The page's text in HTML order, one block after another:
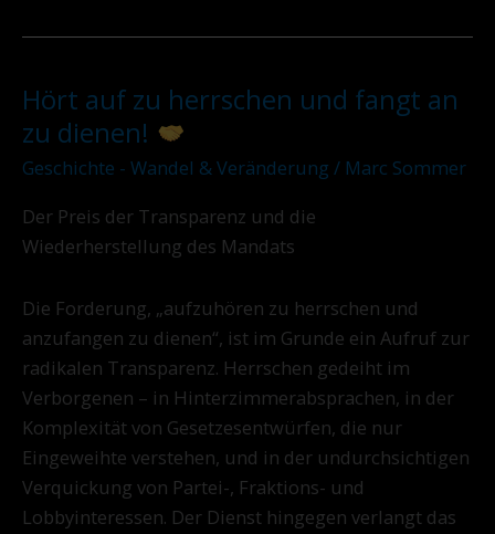
Hört auf zu herrschen und fangt an
zu dienen!
Geschichte - Wandel & Veränderung / Marc Sommer
Der Preis der Transparenz und die
Wiederherstellung des Mandats
Die Forderung, „aufzuhören zu herrschen und
anzufangen zu dienen“, ist im Grunde ein Aufruf zur
radikalen Transparenz. Herrschen gedeiht im
Verborgenen – in Hinterzimmerabsprachen, in der
Komplexität von Gesetzesentwürfen, die nur
Eingeweihte verstehen, und in der undurchsichtigen
Verquickung von Partei-, Fraktions- und
Lobbyinteressen. Der Dienst hingegen verlangt das
Hört
auf
zu
und
fangt
zu
dienen!